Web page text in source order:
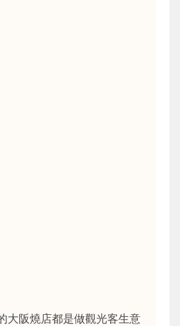
大阪燒店都是做觀光客生意